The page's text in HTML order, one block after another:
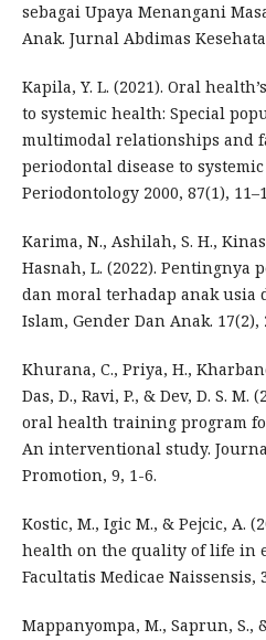
sebagai Upaya Menangani
Anak. Jurnal Abdimas
Kapila, Y. L. (2021). Oral
to systemic health: Special
multimodal relationships and
periodontal disease to
Periodontology 2000, 87(1),
Karima, N., Ashilah, S. H.,
Hasnah, L. (2022). Pentingnya
dan moral terhadap anak usia
Islam, Gender Dan Anak. 17(2),
Khurana, C., Priya, H.,
Das, D., Ravi, P., & Dev, D. S. M.
oral health training program
An interventional study.
Promotion, 9, 1-6.
Kostic, M., Igic M., & Pejcic, A.
health on the quality of life in
Facultatis Medicae Naissensis,
Mappanyompa, M., Saprun, S.,